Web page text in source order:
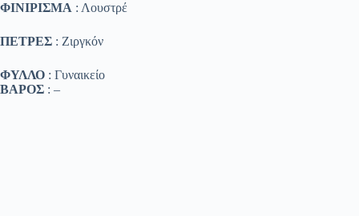
ΦΙΝΙΡΙΣΜΑ : Λουστρέ
ΠΕΤΡΕΣ : Ζιργκόν
ΦΥΛΛΟ : Γυναικείο
ΒΑΡΟΣ : –